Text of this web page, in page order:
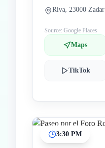
Riva, 23000 Zadar
Source: Google Places
Maps
TikTok
3:30 PM